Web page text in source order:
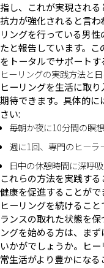
指し、これが実現され
抗力が強化されると言
リングを行っている男
たと報告しています。
をトータルでサポートす
ヒーリングの実践方法と
ヒーリングを生活に取
期待できます。具体的
さい:
毎朝か夜に10分間の瞑
週に1回、専門のヒーラ
日中の休憩時間に深呼
これらの方法を実践す
健康を促進することがで
ヒーリングを続けるこ
ランスの取れた状態を
ングを始める方は、ま
いかがでしょうか。ヒ
常生活がより豊かになる